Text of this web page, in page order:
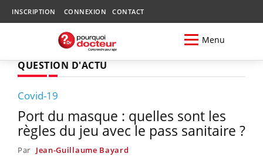
INSCRIPTION CONNEXION CONTACT
Menu
QUESTION D'ACTU
Covid-19
Port du masque : quelles sont les
règles du jeu avec le pass sanitaire ?
Par Jean-Guillaume Bayard